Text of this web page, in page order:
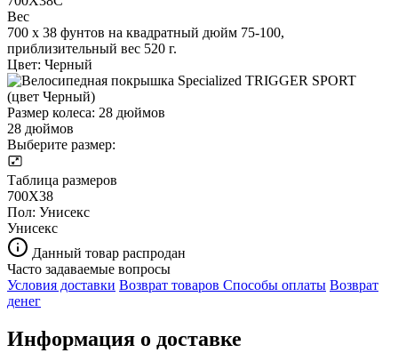
Вес
700 х 38 фунтов на квадратный дюйм 75-100,
приблизительный вес 520 г.
Цвет: Черный
Размер колеса: 28 дюймов
28 дюймов
Выберите размер:
Таблица размеров
700X38
Пол: Унисекс
Унисекс
Данный товар распродан
Часто задаваемые вопросы
Условия доставки Возврат товаров Способы оплаты Возврат
денег
Информация о доставке